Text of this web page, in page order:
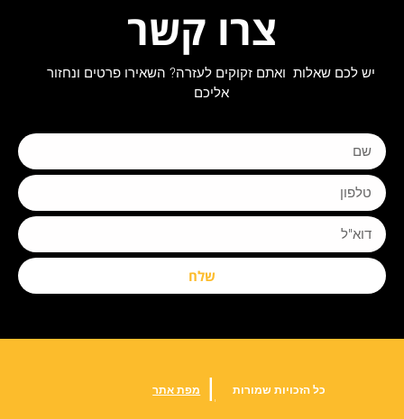
צרו קשר
יש לכם שאלות ואתם זקוקים לעזרה? השאירו פרטים ונחזור
אליכם
שלח
כל הזכויות שמורות | מפת אתר